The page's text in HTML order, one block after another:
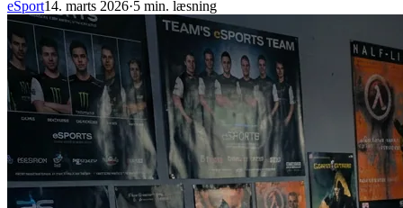
eSport14. marts 2026·5 min. læsning